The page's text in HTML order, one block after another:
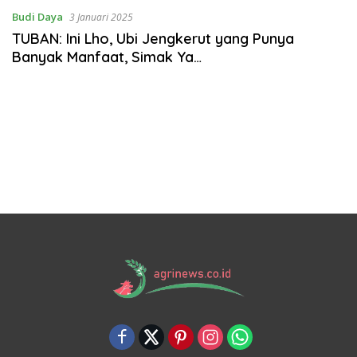
Budi Daya 3 Januari 2025
TUBAN: Ini Lho, Ubi Jengkerut yang Punya
Banyak Manfaat, Simak Ya…